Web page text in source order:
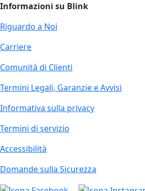
Informazioni su Blink
Riguardo a Noi
Carriere
Comunità di Clienti
Termini Legali, Garanzie e Avvisi
Informativa sulla privacy
Termini di servizio
Accessibilità
Domande sulla Sicurezza